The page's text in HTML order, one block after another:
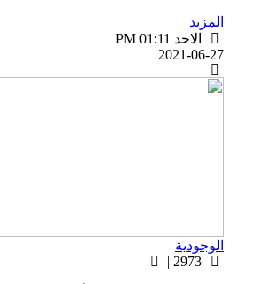
المزيد
الاحد PM 01:11
2021-06-27
الوجودية